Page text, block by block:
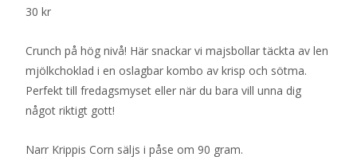
30 kr
Crunch på hög nivå! Här snackar vi majsbollar täckta av len
mjölkchoklad i en oslagbar kombo av krisp och sötma.
Perfekt till fredagsmyset eller när du bara vill unna dig
något riktigt gott!
Narr Krippis Corn säljs i påse om 90 gram.